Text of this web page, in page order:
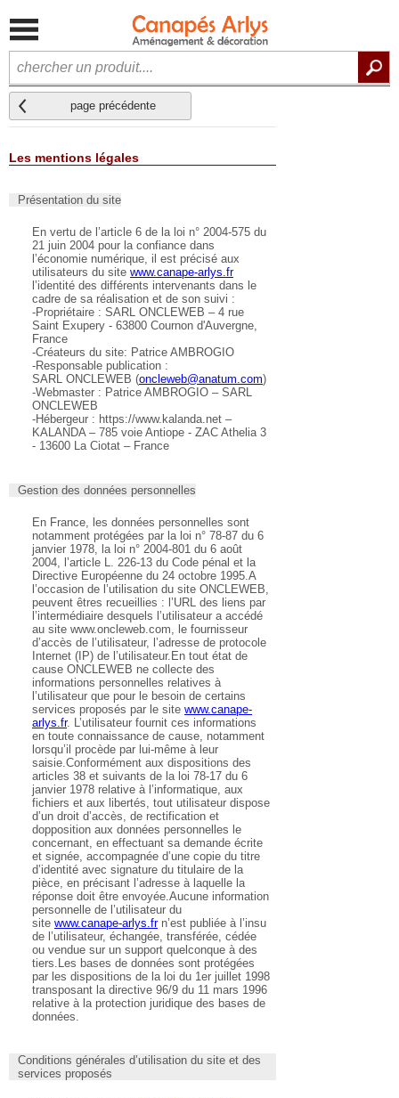
page précédente
Les mentions légales
Présentation du site
En vertu de l’article 6 de la loi n° 2004-575 du
21 juin 2004 pour la confiance dans
l’économie numérique, il est précisé aux
utilisateurs du site www.canape-arlys.fr
l’identité des différents intervenants dans le
cadre de sa réalisation et de son suivi :
-Propriétaire : SARL ONCLEWEB – 4 rue
Saint Exupery - 63800 Cournon d'Auvergne,
France
-Créateurs du site: Patrice AMBROGIO
-Responsable publication :
SARL ONCLEWEB (oncleweb@anatum.com)
-Webmaster : Patrice AMBROGIO – SARL
ONCLEWEB
-Hébergeur : https://www.kalanda.net –
KALANDA – 785 voie Antiope - ZAC Athelia 3
- 13600 La Ciotat – France
Gestion des données personnelles
En France, les données personnelles sont
notamment protégées par la loi n° 78-87 du 6
janvier 1978, la loi n° 2004-801 du 6 août
2004, l’article L. 226-13 du Code pénal et la
Directive Européenne du 24 octobre 1995.A
l’occasion de l’utilisation du site ONCLEWEB,
peuvent êtres recueillies : l’URL des liens par
l’intermédiaire desquels l’utilisateur a accédé
au site www.oncleweb.com, le fournisseur
d’accès de l’utilisateur, l’adresse de protocole
Internet (IP) de l’utilisateur.En tout état de
cause ONCLEWEB ne collecte des
informations personnelles relatives à
l’utilisateur que pour le besoin de certains
services proposés par le site www.canape-
arlys.fr. L’utilisateur fournit ces informations
en toute connaissance de cause, notamment
lorsqu’il procède par lui-même à leur
saisie.Conformément aux dispositions des
articles 38 et suivants de la loi 78-17 du 6
janvier 1978 relative à l’informatique, aux
fichiers et aux libertés, tout utilisateur dispose
d’un droit d’accès, de rectification et
dopposition aux données personnelles le
concernant, en effectuant sa demande écrite
et signée, accompagnée d’une copie du titre
d’identité avec signature du titulaire de la
pièce, en précisant l’adresse à laquelle la
réponse doit être envoyée.Aucune information
personnelle de l’utilisateur du
site www.canape-arlys.frn’est publiée à l’insu
de l’utilisateur, échangée, transférée, cédée
ou vendue sur un support quelconque à des
tiers.Les bases de données sont protégées
par les dispositions de la loi du 1er juillet 1998
transposant la directive 96/9 du 11 mars 1996
relative à la protection juridique des bases de
données.
Conditions générales d’utilisation du site et des
services proposés